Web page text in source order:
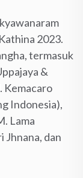
2023.
termasuk
&
Kemacaro
Indonesia),
Lama
Jhnana, dan